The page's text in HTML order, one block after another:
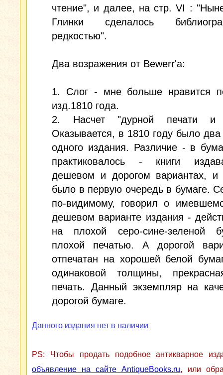
чтение", и далее, на стр. VI :
Глинки сделалось
редкостью".
Два возражения от Bewerr'a:
1. Слог - мне больше нравится
изд.1810 года.
2. Насчет "дурной печати и
Оказывается, в 1810 году было два
одного издания. Различие - в
практиковалось - книги
дешевом и дорогом вариантах, и
было в первую очередь в бумаге.
по-видимому, говорил о
дешевом варианте издания -
на плохой серо-сине-зеленой
плохой печатью. А дорогой
отпечатан на хорошей белой
одинаковой толщины,
печать. Данный экземпляр на
дорогой бумаге.
Данного издания нет в наличии
PS: Чтобы продать подобное антикварное
объявление на сайте AntiqueBooks.ru, или